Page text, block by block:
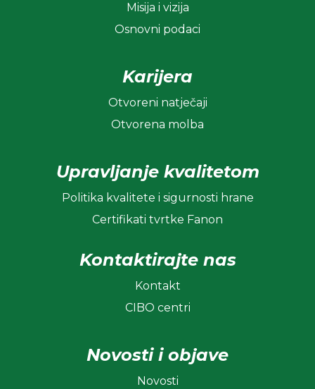
Misija i vizija
Osnovni podaci
Karijera
Otvoreni natječaji
Otvorena molba
Upravljanje kvalitetom
Politika kvalitete i sigurnosti hrane
Certifikati tvrtke Fanon
Kontaktirajte nas
Kontakt
CIBO centri
Novosti i objave
Novosti